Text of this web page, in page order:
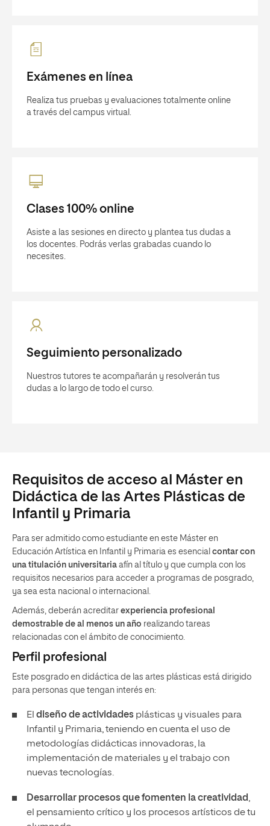
Exámenes en línea
Realiza tus pruebas y evaluaciones totalmente online
a través del campus virtual.
Clases 100% online
Asiste a las sesiones en directo y plantea tus dudas a
los docentes. Podrás verlas grabadas cuando lo
necesites.
Seguimiento personalizado
Nuestros tutores te acompañarán y resolverán tus
dudas a lo largo de todo el curso.
Requisitos de acceso al Máster en
Didáctica de las Artes Plásticas de
Infantil y Primaria
Para ser admitido como estudiante en este Máster en
Educación Artística en Infantil y Primaria es esencial contar con
una titulación universitaria afín al título y que cumpla con los
requisitos necesarios para acceder a programas de posgrado,
ya sea esta nacional o internacional.
Además, deberán acreditar experiencia profesional
demostrable de al menos un año realizando tareas
relacionadas con el ámbito de conocimiento.
Perfil profesional
Este posgrado en didáctica de las artes plásticas está dirigido
para personas que tengan interés en:
El diseño de actividades plásticas y visuales para
Infantil y Primaria, teniendo en cuenta el uso de
metodologías didácticas innovadoras, la
implementación de materiales y el trabajo con
nuevas tecnologías.
Desarrollar procesos que fomenten la creatividad,
el pensamiento crítico y los procesos artísticos de tu